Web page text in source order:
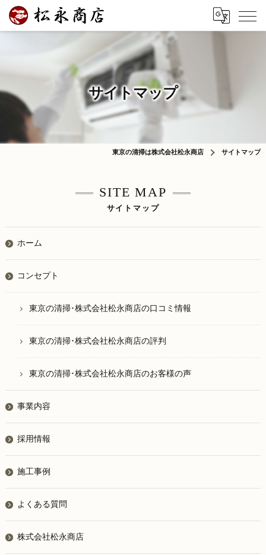
サイトマップ
東京の清掃は株式会社松永商店 サイトマップ
サイトマップ
SITE MAP
ホーム
コンセプト
東京の清掃･株式会社松永商店の口コミ情報
東京の清掃･株式会社松永商店の評判
東京の清掃･株式会社松永商店のお客様の声
事業内容
採用情報
施工事例
よくある質問
株式会社松永商店